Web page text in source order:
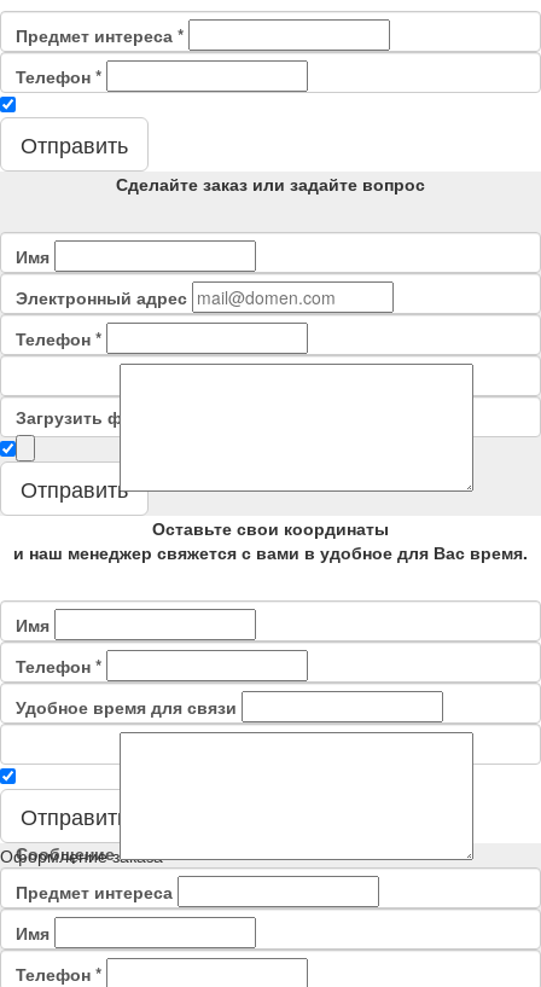
Предмет интереса *
Телефон *
Отправить
Сделайте заказ или задайте вопрос
Имя
Электронный адрес
Телефон *
Сообщение
Загрузить файл
Отправить
Оставьте свои координаты
и наш менеджер свяжется с вами в удобное для Вас время.
Имя
Телефон *
Удобное время для связи
Сообщение
Отправить
Оформление заказа
Предмет интереса
Имя
Телефон *